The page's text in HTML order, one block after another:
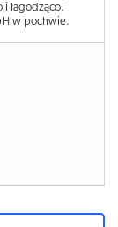
i łagodząco.
w pochwie.